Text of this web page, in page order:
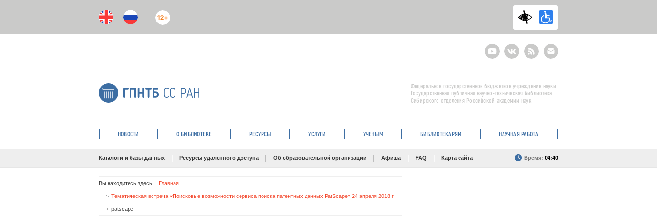
12+
YoutubeВКонтактеRSS
E-
mail
подписка
Федеральное государственное бюджетное учреждение науки
Государственная публичная научно-техническая библиотека
Сибирского отделения Российской академии наук
НОВОСТИ О БИБЛИОТЕКЕ РЕСУРСЫ УСЛУГИ УЧЕНЫМ БИБЛИОТЕКАРЯМ НАУЧНАЯ РАБОТА
Каталоги и базы данных Ресурсы удаленного доступа Об образовательной организации Афиша FAQ Карта сайта Время: 04:40
Вы находитесь здесь: Главная
Тематическая встреча «Поисковые возможности сервиса поиска патентных данных PatScape» 24 апреля 2018 г.
patscape